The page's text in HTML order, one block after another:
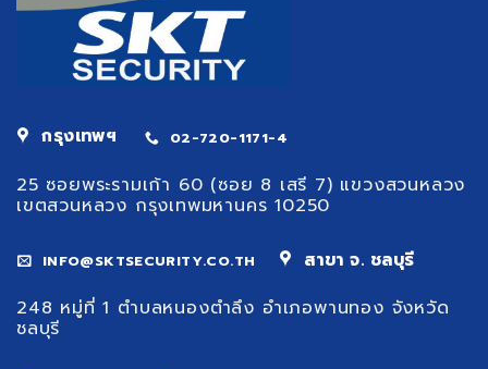
กรุงเทพฯ 02-720-1171-4
25 ซอยพระรามเก้า 60 (ซอย 8 เสรี 7) แขวงสวนหลวง
เขตสวนหลวง กรุงเทพมหานคร 10250
INFO@SKTSECURITY.CO.TH
สาขา จ. ชลบุรี
248 หมู่ที่ 1 ตำบลหนองตำลึง อำเภอพานทอง จังหวัด
ชลบุรี